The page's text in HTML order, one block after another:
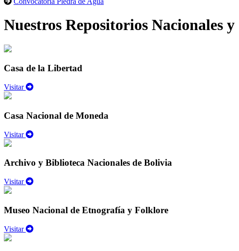
Nuestros Repositorios Nacionales
Casa de la Libertad
Visitar
Casa Nacional de Moneda
Visitar
Archivo y Biblioteca Nacionales de Bolivia
Visitar
Museo Nacional de Etnografía y Folklore
Visitar